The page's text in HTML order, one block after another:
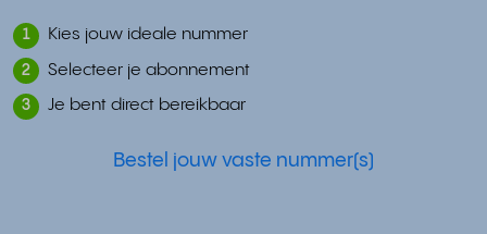
1 Kies jouw ideale nummer
2 Selecteer je abonnement
3 Je bent direct bereikbaar
Bestel jouw vaste nummer(s)